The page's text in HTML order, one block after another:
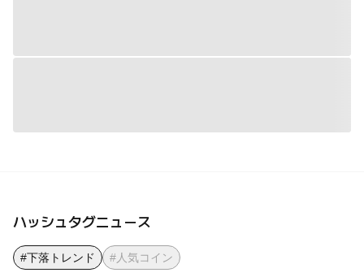
ハッシュタグニュース
#下落トレンド #人気コイン